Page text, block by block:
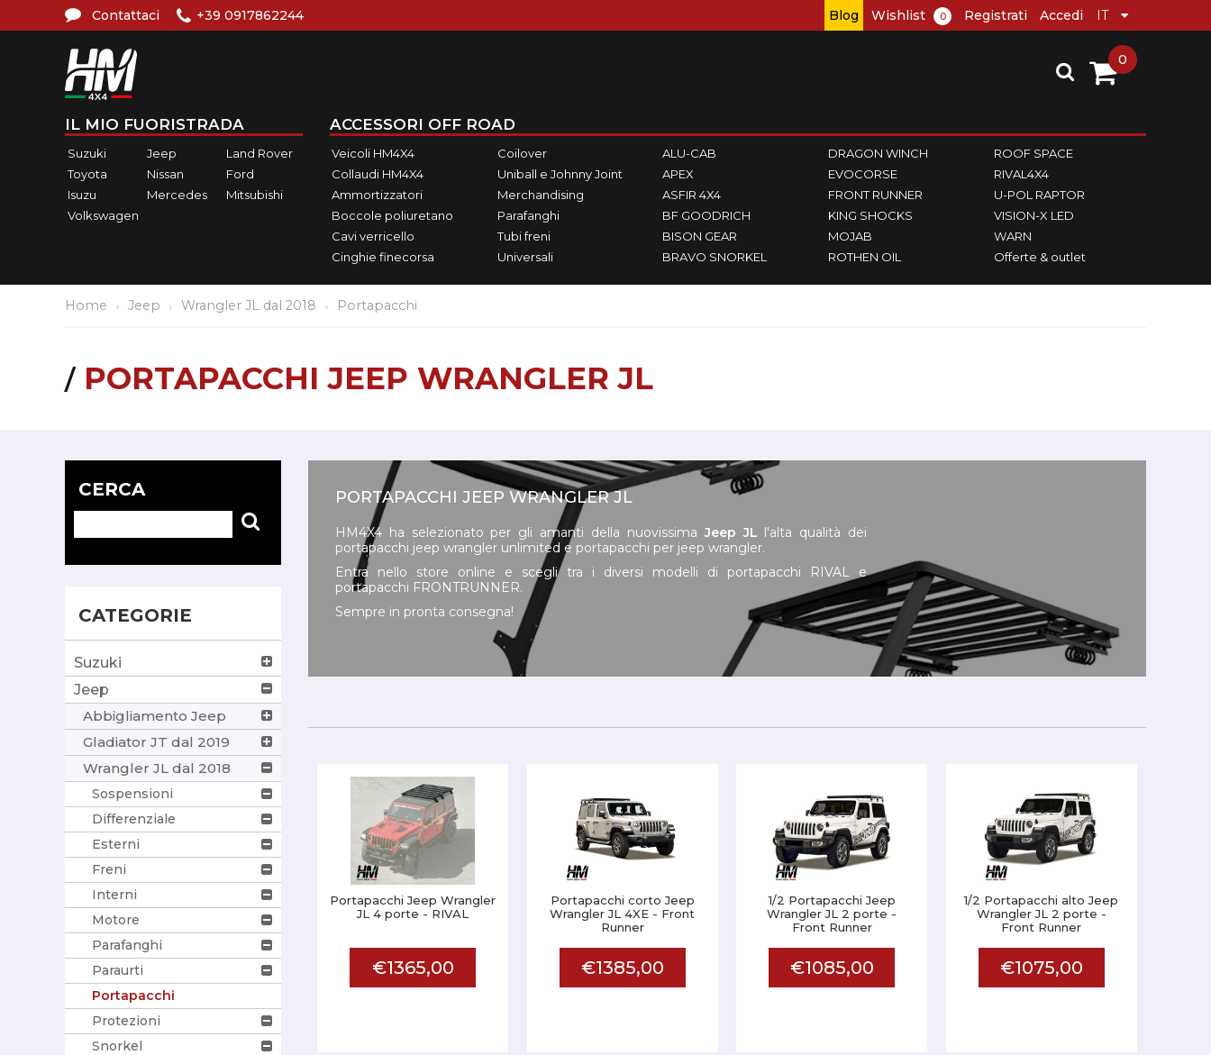
Contattaci +39 0917862244 Blog Wishlist 0 Registrati Accedi
IL MIO FUORISTRADA
Suzuki Jeep
Land Rover
Toyota
Nissan
Ford
Isuzu
Mercedes
Mitsubishi
Volkswagen
ACCESSORI OFF ROAD
Veicoli HM4X4
Collaudi HM4X4
Ammortizzatori
Boccole poliuretano
Cavi verricello
Cinghie finecorsa
Coilover
Uniball e Johnny Joint
Merchandising
Parafanghi
Tubi freni
Universali
ALU-CAB
APEX
ASFIR 4X4
BF GOODRICH
BISON GEAR
BRAVO SNORKEL
DRAGON WINCH
EVOCORSE
FRONT RUNNER
KING SHOCKS
MOJAB
ROTHEN OIL
ROOF SPACE
RIVAL4X4
U-POL RAPTOR
VISION-X LED
WARN
Offerte & outlet
0
Home Jeep Wrangler JL dal 2018 Portapacchi
PORTAPACCHI JEEP WRANGLER JL
CERCA
CATEGORIE
Suzuki
Jeep
Abbigliamento Jeep
Gladiator JT dal 2019
Wrangler JL dal 2018
Sospensioni
Differenziale
Esterni
Freni
Interni
Motore
Parafanghi
Paraurti
Portapacchi
Protezioni
Snorkel
PORTAPACCHI JEEP WRANGLER JL
HM4X4 ha selezionato per gli amanti della nuovissimaJeep JL l'alta qualità dei
portapacchi jeep wrangler unlimited e portapacchi per jeep wrangler.
Entra nello store online e scegli tra i diversi modelli di portapacchi RIVAL e
portapacchi FRONTRUNNER.
Sempre in pronta consegna!
Portapacchi Jeep Wrangler
JL 4 porte - RIVAL
€1365,00
Portapacchi corto Jeep
Wrangler JL 4XE - Front
Runner
€1385,00
1/2 Portapacchi Jeep
Wrangler JL 2 porte -
Front Runner
€1085,00
1/2 Portapacchi alto Jeep
Wrangler JL 2 porte -
Front Runner
€1075,00